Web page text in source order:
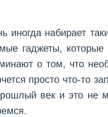
иногда набирает
гаджеты,
о том, что
просто что-то
век и это